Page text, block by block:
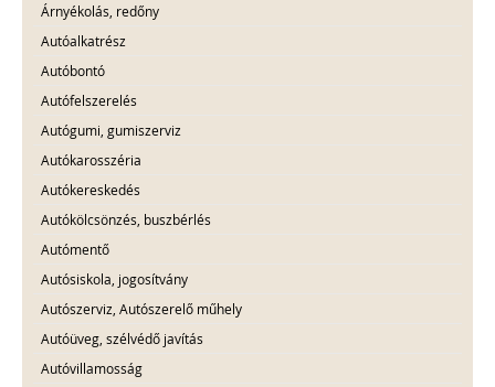
Árnyékolás, redőny
Autóalkatrész
Autóbontó
Autófelszerelés
Autógumi, gumiszerviz
Autókarosszéria
Autókereskedés
Autókölcsönzés, buszbérlés
Autómentő
Autósiskola, jogosítvány
Autószerviz, Autószerelő műhely
Autóüveg, szélvédő javítás
Autóvillamosság